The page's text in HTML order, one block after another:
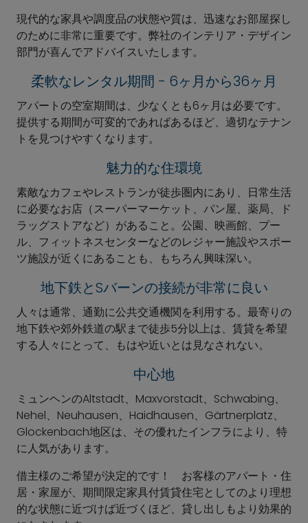
現代的な家具や調度品の状態や質は、迅速なお部屋探し
のために非常に重要です。弊社のインテリア・デザイン
部門が喜んでアドバイスいたします。
柔軟なレンタル期間 - 6ヶ月から36ヶ月
アパートの空室期間は、少なくとも6ヶ月は必要です。
提供する期間が可変的であればあるほど、適切なテナン
トを見つけやすくなります。
魅力的な住環境
素敵なカフェやレストランが徒歩圏内にあり、日常生活
に必要なお店（スーパーマーケット、パン屋、薬局、ド
ラッグストアなど）があること。公園、映画館、プー
ル、フィットネスセンターなどのレジャー施設やスポー
ツ施設が近くにあることも、もちろん興味深い。
地下鉄とSバーンの接続が非常に良い
人々は通常、通勤に公共交通機関を利用する。最寄りの
地下鉄や郊外鉄道の駅まで徒歩5分以上は、賃貸を希望
する人々にとって、もはや近いとは見なされない。
中心地
ミュンヘンのAltstadt、Maxvorstadt、Schwabing、
Nehel、Neuhausen、Haidhausen、Gärtnerplatz、
Glockenbach地区は、その優れたインフラにより、特
に人気があります。
借主様のご希望が決定的です！ お客様のアパート・住
居・家屋が、期間限定家具付賃貸住宅としてのより理想
的な状態に近づけば近づくほど、貸し出しもより効果的